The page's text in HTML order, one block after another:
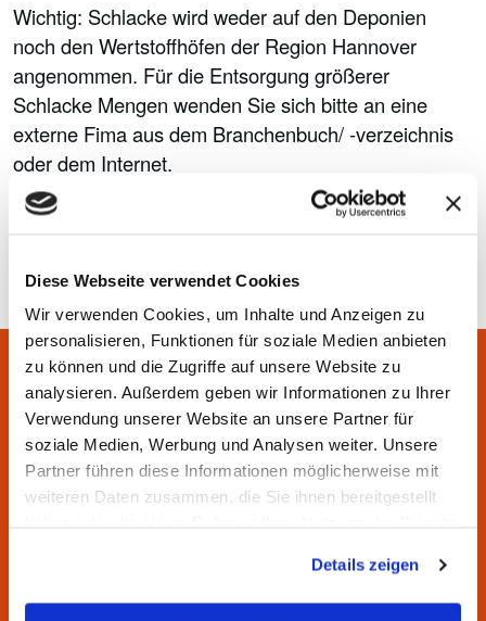
Diese Webseite verwendet Cookies
Wir verwenden Cookies, um Inhalte und Anzeigen zu
personalisieren, Funktionen für soziale Medien anbieten
zu können und die Zugriffe auf unsere Website zu
analysieren. Außerdem geben wir Informationen zu Ihrer
Verwendung unserer Website an unsere Partner für
soziale Medien, Werbung und Analysen weiter. Unsere
Partner führen diese Informationen möglicherweise mit
weiteren Daten zusammen, die Sie ihnen bereitgestellt
Details zeigen
Wichtig: Schlacke wird weder auf den Deponien
noch den Wertstoffhöfen der Region Hannover
angenommen. Für die Entsorgung größerer
Schlacke Mengen wenden Sie sich bitte an eine
externe Fima aus dem Branchenbuch/ -verzeichnis
oder dem Internet.
Sachstand:15.05.2024
Sie haben Fragen? Wir helfen
Ihnen gern.
Unsere Servicezeiten:
Montag bis Donnerstag von 7:00 bis 16:30 Uhr